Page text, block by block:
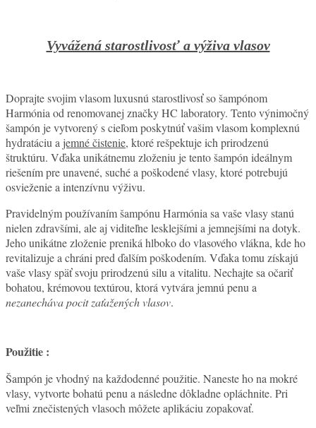
Vyvážená starostlivosť a výživa vlasov
Doprajte svojim vlasom luxusnú starostlivosť so šampónom
Harmónia od renomovanej značky HC laboratory. Tento výnimočný
šampón je vytvorený s cieľom poskytnúť vašim vlasom komplexnú
hydratáciu a jemné čistenie, ktoré rešpektuje ich prirodzenú
štruktúru. Vďaka unikátnemu zloženiu je tento šampón ideálnym
riešením pre unavené, suché a poškodené vlasy, ktoré potrebujú
osvieženie a intenzívnu výživu.
Pravidelným používaním šampónu Harmónia sa vaše vlasy stanú
nielen zdravšími, ale aj viditeľne lesklejšími a jemnejšími na dotyk.
Jeho unikátne zloženie preniká hlboko do vlasového vlákna, kde ho
revitalizuje a chráni pred ďalším poškodením. Vďaka tomu získajú
vaše vlasy späť svoju prirodzenú silu a vitalitu. Nechajte sa očariť
bohatou, krémovou textúrou, ktorá vytvára jemnú penu a
nezanecháva pocit zaťažených vlasov.
Použitie :
Šampón je vhodný na každodenné použitie. Naneste ho na mokré
vlasy, vytvorte bohatú penu a následne dôkladne opláchnite. Pri
veľmi znečistených vlasoch môžete aplikáciu zopakovať.